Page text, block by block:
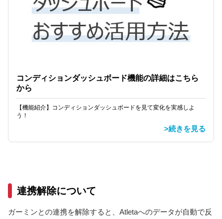
コンディションダッシュボード機能の詳細はこちら
から
【機能紹介】コンディションダッシュボードを見て変化を実感しよ
う！
>続きを見る
連携解除について
ガーミンとの連携を解除すると、Atletaへのデータが自動で反